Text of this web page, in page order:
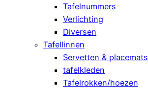
Tafelnummers
Verlichting
Diversen
Tafellinnen
Servetten & placemats
tafelkleden
Tafelrokken/hoezen